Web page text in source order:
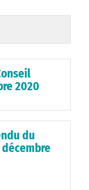
2020
du